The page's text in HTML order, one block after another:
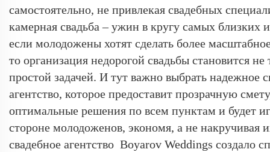
самостоятельно, не привлекая свадебных
камерная свадьба – ужин в кругу самых близких
если молодожены хотят сделать более
то организация недорогой свадьбы становится не
простой задачей. И тут важно выбрать надежное
агентство, которое предоставит прозрачную
оптимальные решения по всем пунктам и будет
стороне молодоженов, экономя, а не накручивая
свадебное агентство Boyarov Weddings создало